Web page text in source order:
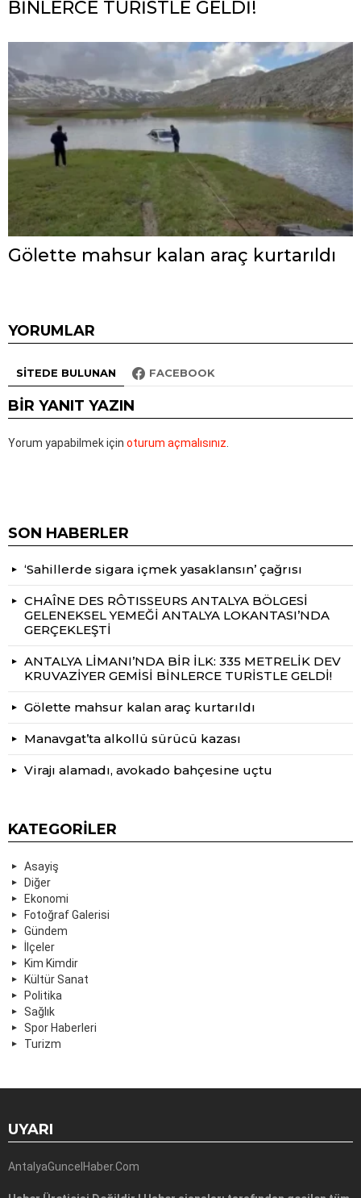
BİNLERCE TURİSTLE GELDİ!
Gölette mahsur kalan araç kurtarıldı
YORUMLAR
SITEDE BULUNAN FACEBOOK
BIR YANIT YAZIN
Yorum yapabilmek için oturum açmalısınız
SON HABERLER
‘Sahillerde sigara içmek yasaklansın’ çağrısı
CHAÎNE DES RÔTISSEURS ANTALYA BÖLGESİ
GELENEKSEL YEMEĞİ ANTALYA LOKANTASI’NDA
GERÇEKLEŞTİ
ANTALYA LİMANI’NDA BİR İLK: 335 METRELİK DEV
KRUVAZİYER GEMİSİ BİNLERCE TURİSTLE GELDİ!
Gölette mahsur kalan araç kurtarıldı
Manavgat’ta alkollü sürücü kazası
Virajı alamadı, avokado bahçesine uçtu
KATEGORILER
Asayiş
Diğer
Ekonomi
Fotoğraf Galerisi
Gündem
İlçeler
Kim Kimdir
Kültür Sanat
Politika
Sağlık
Spor Haberleri
Turizm
UYARI
AntalyaGuncelHaber.Com